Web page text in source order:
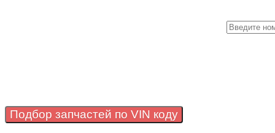
Подбор запчастей по VIN коду